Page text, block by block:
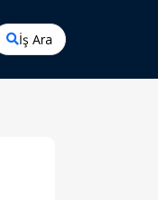
İş Ara